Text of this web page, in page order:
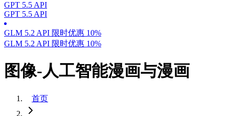
GPT 5.5 API
GPT 5.5 API
GLM 5.2 API 限时优惠 10%
GLM 5.2 API 限时优惠 10%
图像-人工智能漫画与漫画
首页